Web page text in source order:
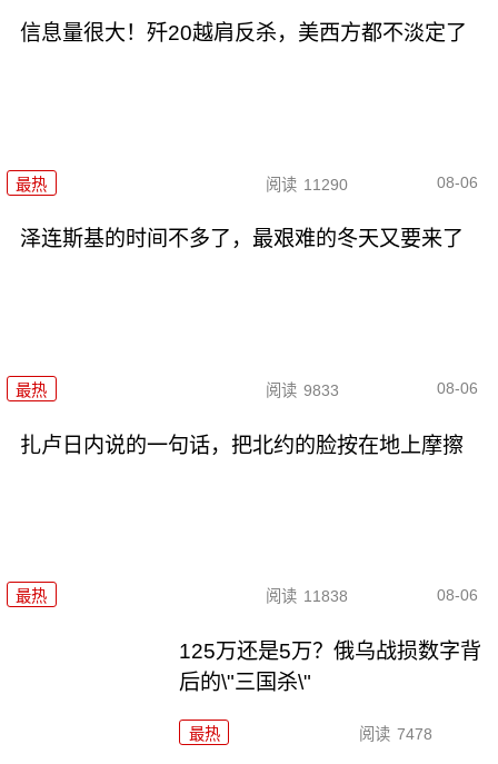
信息量很大！歼20越肩反杀，美西方都不淡定了
最热 阅读 11290 08-06
泽连斯基的时间不多了，最艰难的冬天又要来了
最热 阅读 9833 08-06
扎卢日内说的一句话，把北约的脸按在地上摩擦
最热 阅读 11838 08-06
125万还是5万？俄乌战损数字背
后的\"三国杀\"
最热 阅读 7478